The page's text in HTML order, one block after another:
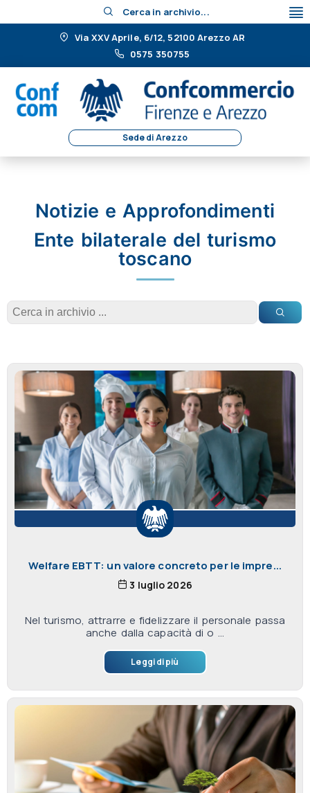
Cerca in archivio...
Via XXV Aprile, 6/12, 52100 Arezzo AR
0575 350755
Sede di Arezzo
Notizie e Approfondimenti
Ente bilaterale del turismo
toscano
Welfare EBTT: un valore concreto per le impre...
3 luglio 2026
Nel turismo, attrarre e fidelizzare il personale passa
anche dalla capacità di o ...
Leggi di più